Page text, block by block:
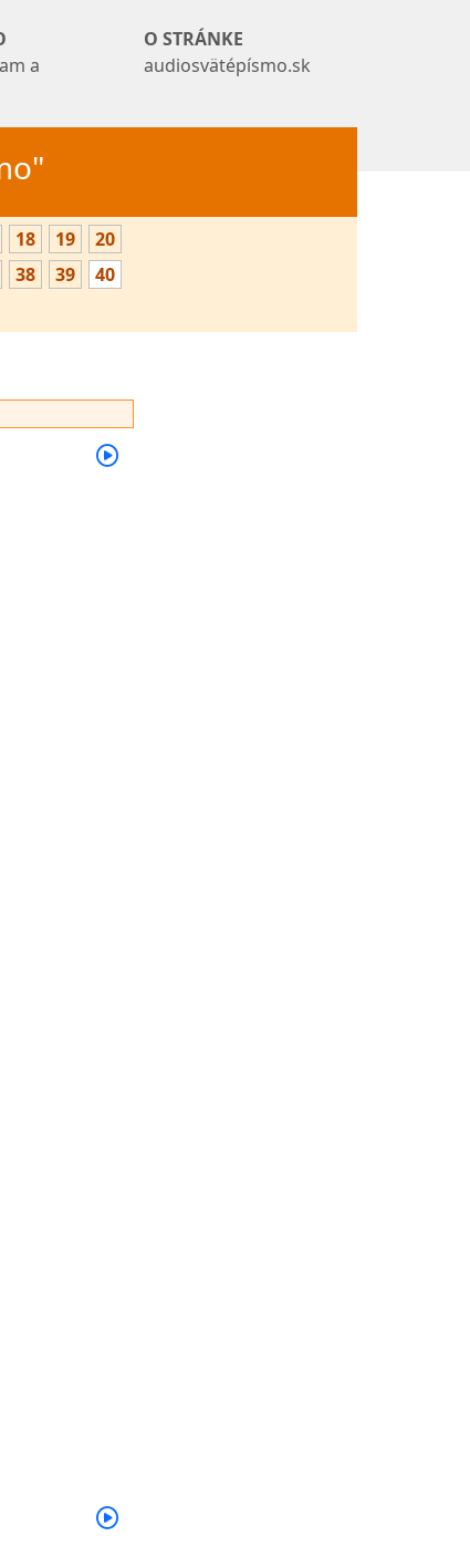
a
O STRÁNKE
audiosvätépísmo.sk
18 19
20
38 39
40